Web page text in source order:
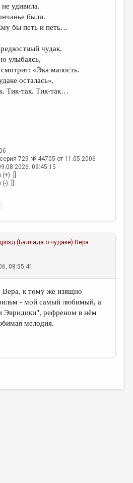
удивила.
были.
бы петь и петь…
чудак.
улыбаясь,
«Эка малость.
осталась».
Тик-так. Тик-так…
729 № 44705 от 11.05.2006
09:45:15
[]
): []
(Баллада о чудаке) Вера
08:55:41
Вера, к тому же изящно
- мой самый любимый, а
Эвридики", рефреном в нём
мелодия.